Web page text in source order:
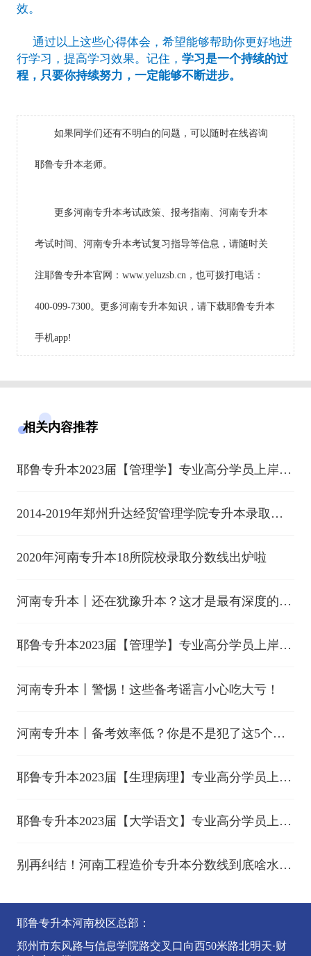
效。
通过以上这些心得体会，希望能够帮助你更好地进
行学习，提高学习效果。记住， 学习是一个持续的过
程，只要你持续努力，一定能够不断进步。
如果同学们还有不明白的问题，可以随时在线咨询
耶鲁专升本老师。
更多河南专升本考试政策、报考指南、河南专升本
考试时间、河南专升本考试复习指导等信息，请随时关
注耶鲁专升本官网：www.yeluzsb.cn，也可拨打电话：
400-099-7300。更多河南专升本知识，请下载耶鲁专升本
手机app!
相关内容推荐
耶鲁专升本2023届【管理学】专业高分学员上岸分
2014-2019年郑州升达经贸管理学院专升本录取分
2020年河南专升本18所院校录取分数线出炉啦
河南专升本丨还在犹豫升本？这才是最有深度的解
耶鲁专升本2023届【管理学】专业高分学员上岸分
河南专升本丨警惕！这些备考谣言小心吃大亏！
河南专升本丨备考效率低？你是不是犯了这5个
耶鲁专升本2023届【生理病理】专业高分学员上岸
耶鲁专升本2023届【大学语文】专业高分学员上岸
别再纠结！河南工程造价专升本分数线到底啥水
耶鲁专升本河南校区总部：
郑州市东风路与信息学院路交叉口向西50米路北明天·财